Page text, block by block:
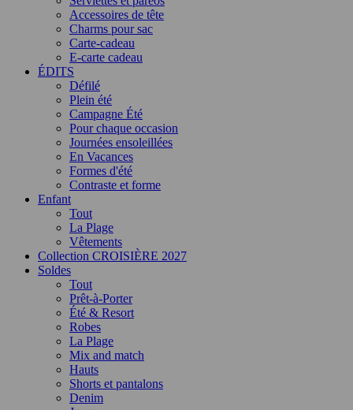
Accessoires de tête
Charms pour sac
Carte-cadeau
E-carte cadeau
ÉDITS
Défilé
Plein été
Campagne Été
Pour chaque occasion
Journées ensoleillées
En Vacances
Formes d'été
Contraste et forme
Enfant
Tout
La Plage
Vêtements
Collection CROISIÈRE 2027
Soldes
Tout
Prêt-à-Porter
Été & Resort
Robes
La Plage
Mix and match
Hauts
Shorts et pantalons
Denim